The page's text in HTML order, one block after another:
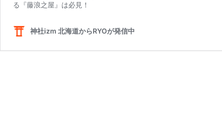
る『藤浪之屋』は必見！
神社izm 北海道からRYOが発信中